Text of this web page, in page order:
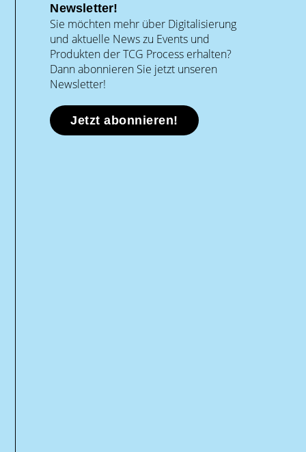
Newsletter!
Sie möchten mehr über Digitalisierung
und aktuelle News zu Events und
Produkten der TCG Process erhalten?
Dann abonnieren Sie jetzt unseren
Newsletter!
Jetzt abonnieren!